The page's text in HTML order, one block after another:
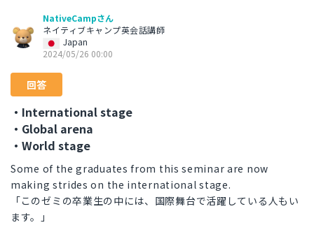
NativeCampさん
ネイティブキャンプ英会話講師
Japan
2024/05/26 00:00
回答
・International stage
・Global arena
・World stage
Some of the graduates from this seminar are now
making strides on the international stage.
「このゼミの卒業生の中には、国際舞台で活躍している人もい
ます。」